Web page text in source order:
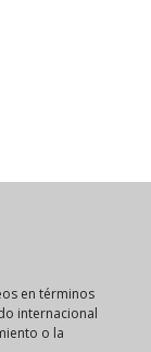
en términos
internacional
o la